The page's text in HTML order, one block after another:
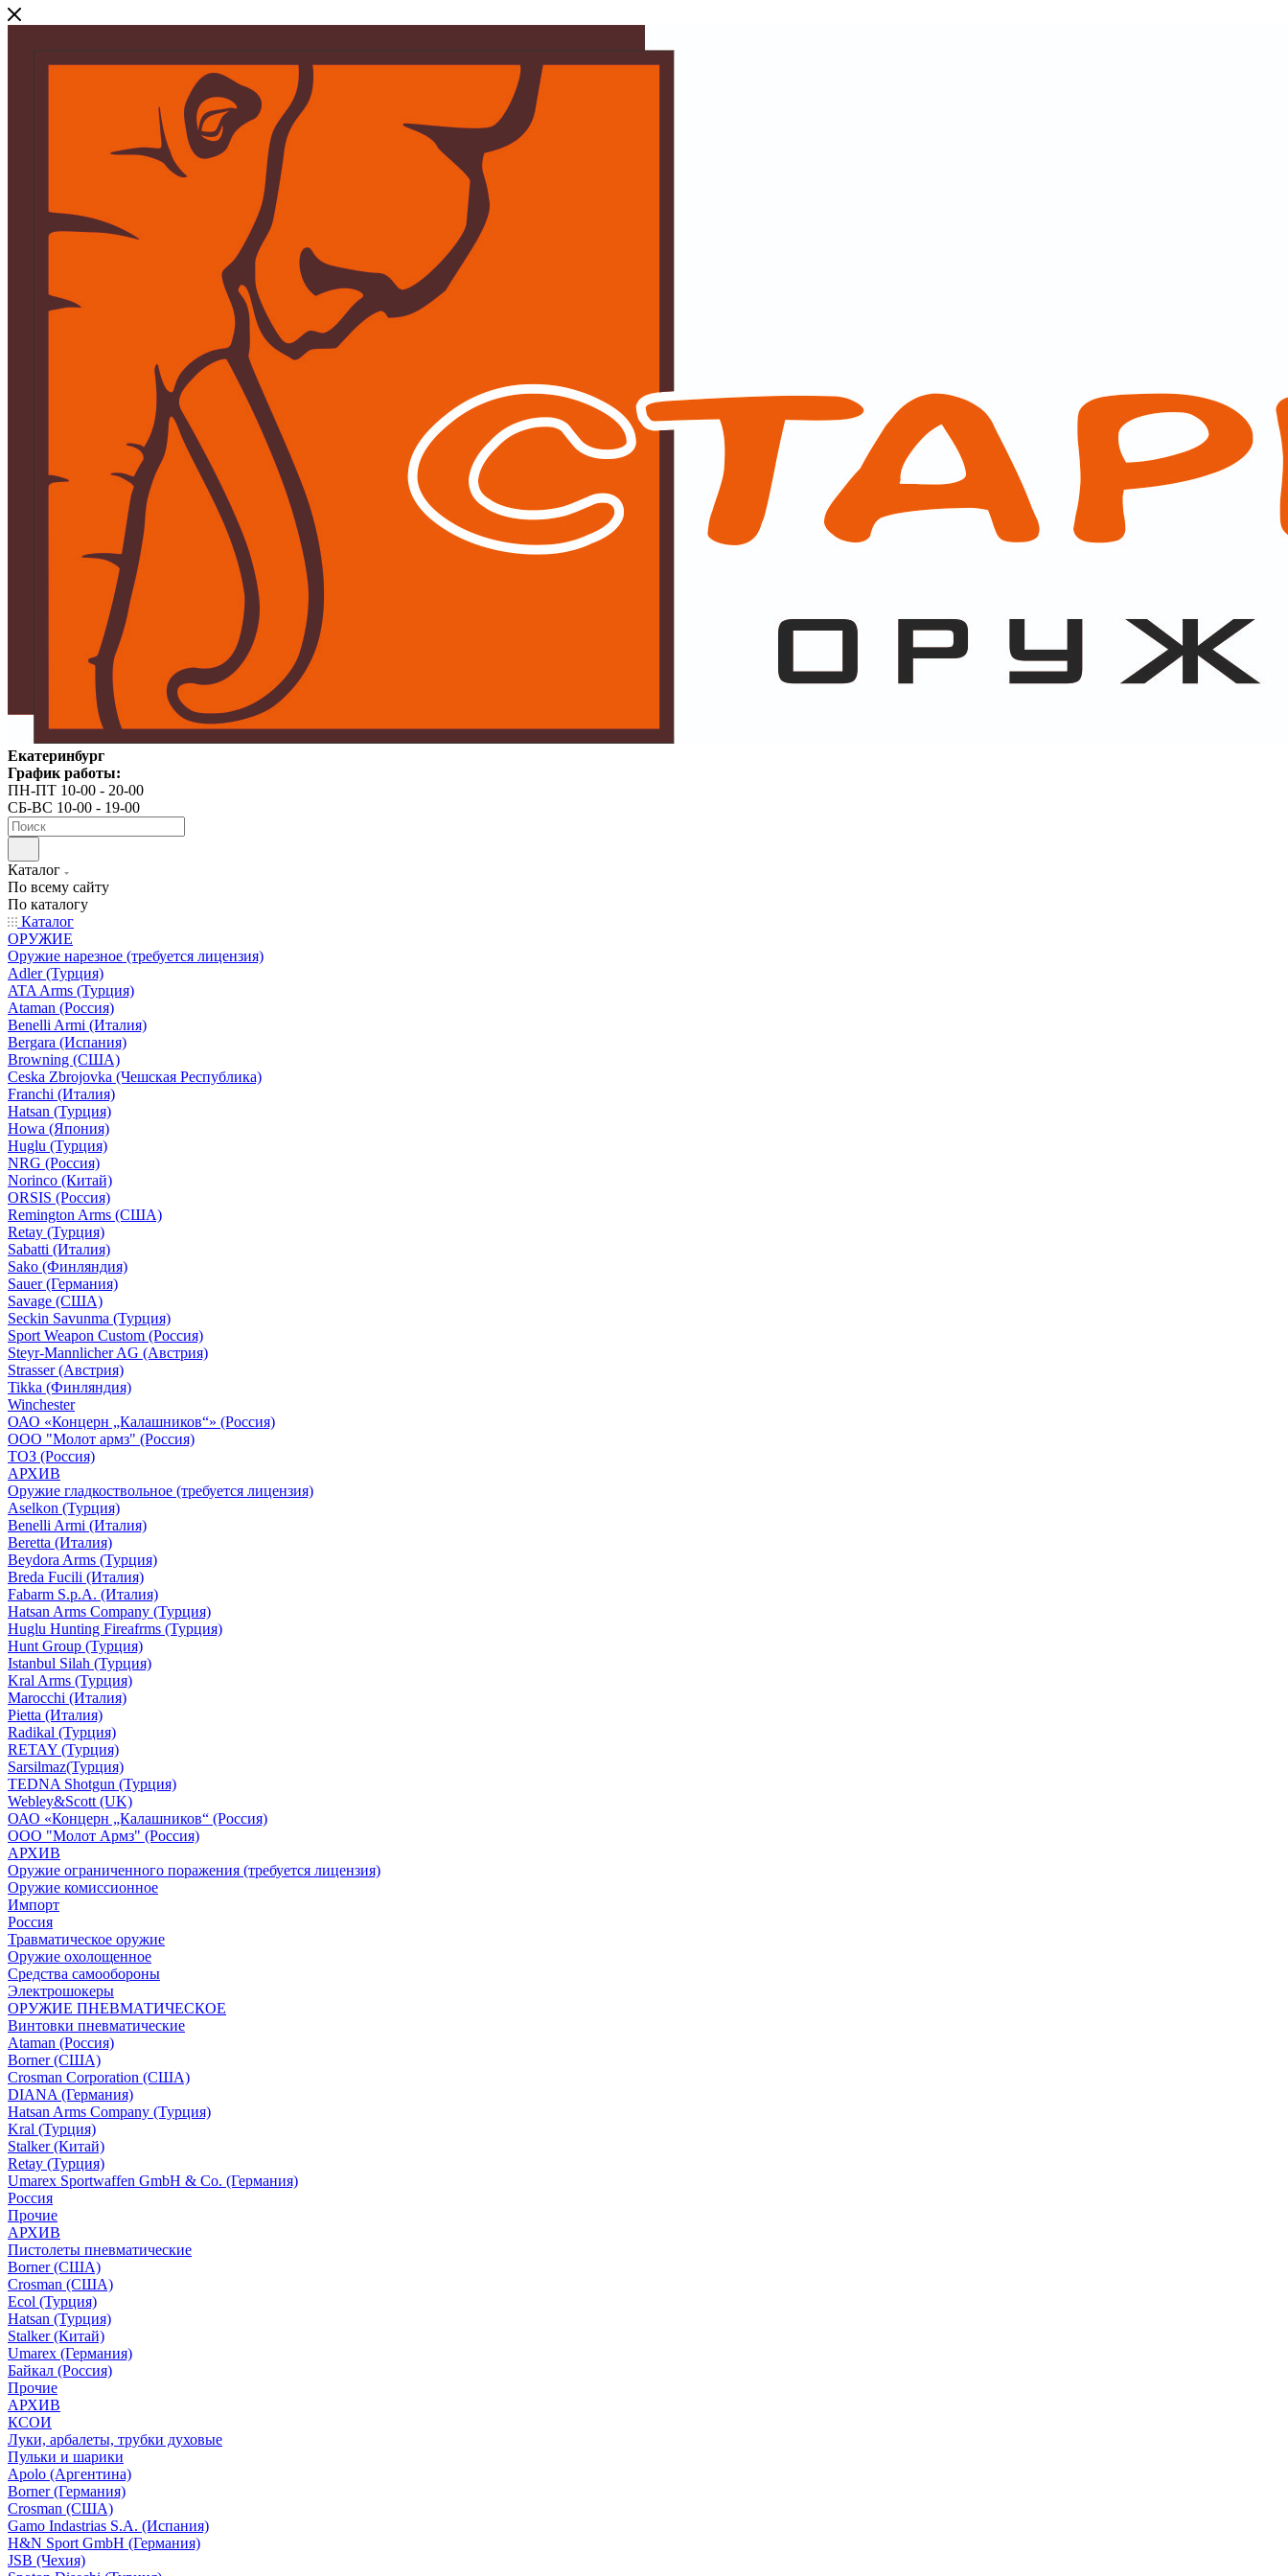
Екатеринбург
График работы:
ПН-ПТ 10-00 - 20-00
СБ-ВС 10-00 - 19-00
Каталог
По всему сайту
По каталогу
Каталог
ОРУЖИЕ
Оружие нарезное (требуется лицензия)
Adler (Турция)
ATA Arms (Турция)
Ataman (Россия)
Benelli Armi (Италия)
Bergara (Испания)
Browning (США)
Ceska Zbrojovka (Чешская Республика)
Franchi (Италия)
Hatsan (Турция)
Howa (Япония)
Huglu (Турция)
NRG (Россия)
Norinco (Китай)
ORSIS (Россия)
Remington Arms (США)
Retay (Турция)
Sabatti (Италия)
Sako (Финляндия)
Sauer (Германия)
Savage (США)
Seckin Savunma (Турция)
Sport Weapon Custom (Россия)
Steyr-Mannlicher AG (Австрия)
Strasser (Австрия)
Tikka (Финляндия)
Winchester
ОАО «Концерн „Калашников“» (Россия)
ООО "Молот армз" (Россия)
ТОЗ (Россия)
АРХИВ
Оружие гладкоствольное (требуется лицензия)
Aselkon (Турция)
Benelli Armi (Италия)
Beretta (Италия)
Beydora Arms (Турция)
Breda Fucili (Италия)
Fabarm S.p.A. (Италия)
Hatsan Arms Company (Турция)
Huglu Hunting Fireafrms (Турция)
Hunt Group (Турция)
Istanbul Silah (Турция)
Kral Arms (Турция)
Marocchi (Италия)
Pietta (Италия)
Radikal (Турция)
RETAY (Турция)
Sarsilmaz(Турция)
TEDNA Shotgun (Турция)
Webley&Scott (UK)
ОАО «Концерн „Калашников“ (Россия)
ООО "Молот Армз" (Россия)
АРХИВ
Оружие ограниченного поражения (требуется лицензия)
Оружие комиссионное
Импорт
Россия
Травматическое оружие
Оружие охолощенное
Средства самообороны
Электрошокеры
ОРУЖИЕ ПНЕВМАТИЧЕСКОЕ
Винтовки пневматические
Ataman (Россия)
Borner (США)
Crosman Corporation (США)
DIANA (Германия)
Hatsan Arms Company (Турция)
Kral (Турция)
Stalker (Китай)
Retay (Турция)
Umarex Sportwaffen GmbH & Co. (Германия)
Россия
Прочие
АРХИВ
Пистолеты пневматические
Borner (США)
Crosman (США)
Ecol (Турция)
Hatsan (Турция)
Stalker (Китай)
Umarex (Германия)
Байкал (Россия)
Прочие
АРХИВ
КСОИ
Луки, арбалеты, трубки духовые
Пульки и шарики
Apolo (Аргентина)
Borner (Германия)
Crosman (США)
Gamo Indastrias S.A. (Испания)
H&N Sport GmbH (Германия)
JSB (Чехия)